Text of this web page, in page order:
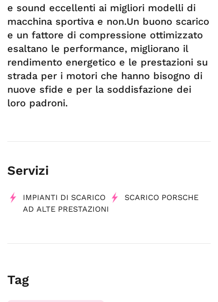
e sound eccellenti ai migliori modelli di
macchina sportiva e non.Un buono scarico
e un fattore di compressione ottimizzato
esaltano le performance, migliorano il
rendimento energetico e le prestazioni su
strada per i motori che hanno bisogno di
nuove sfide e per la soddisfazione dei
loro padroni.
Servizi
IMPIANTI DI SCARICO
AD ALTE PRESTAZIONI
SCARICO PORSCHE
Tag